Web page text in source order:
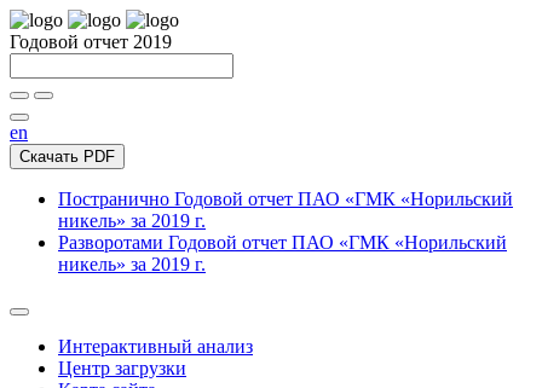
Годовой отчет 2019
en
Скачать PDF
Постранично Годовой отчет ПАО «ГМК «Норильский
никель» за 2019 г.
Разворотами Годовой отчет ПАО «ГМК «Норильский
никель» за 2019 г.
Интерактивный анализ
Центр загрузки